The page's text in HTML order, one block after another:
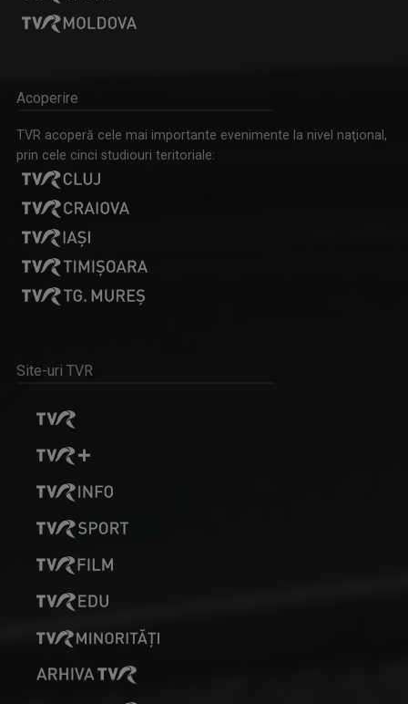
INTERVIUL SĂPTĂMÂNII
IA ȘI CITEȘTE
Rubrică prin care scriitorii ne provoacă să ...
Vă întâlniţi cu Steliana Orăşanu la ...
OANA LAZĂR
TVR Iaşi înseamnă exact jumătate din viaţa ...
Acoperire
TVR acoperă cele mai importante evenimente la nivel naţional,
prin cele cinci studiouri teritoriale:
Site-uri TVR